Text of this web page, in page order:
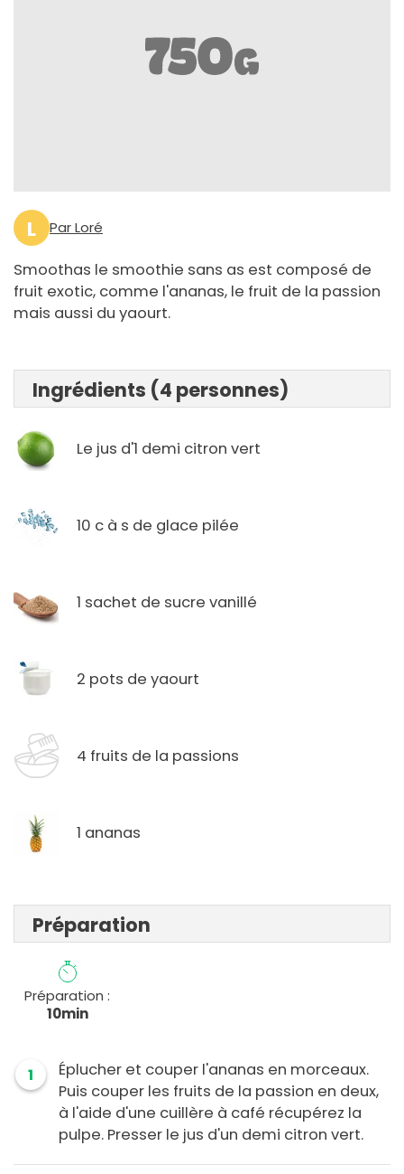
L Par Loré
Smoothas le smoothie sans as est composé de
fruit exotic, comme l'ananas, le fruit de la passion
mais aussi du yaourt.
Ingrédients (4 personnes)
Le jus d'1 demi citron vert
10 c à s de glace pilée
1 sachet de sucre vanillé
2 pots de yaourt
4 fruits de la passions
1 ananas
Préparation
Préparation :
10min
1
Éplucher et couper l'ananas en morceaux.
Puis couper les fruits de la passion en deux,
à l'aide d'une cuillère à café récupérez la
pulpe. Presser le jus d'un demi citron vert.